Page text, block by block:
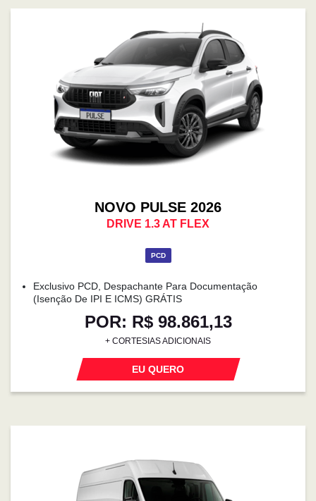
NOVO PULSE 2026
DRIVE 1.3 AT FLEX
PCD
Exclusivo PCD, Despachante Para Documentação
(isenção De IPI E ICMS) GRÁTIS
POR: R$ 98.861,13
+ CORTESIAS ADICIONAIS
EU QUERO